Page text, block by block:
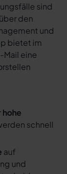
sind
den
und
bietet im
Mail eine
hohe
schnell
auf
und